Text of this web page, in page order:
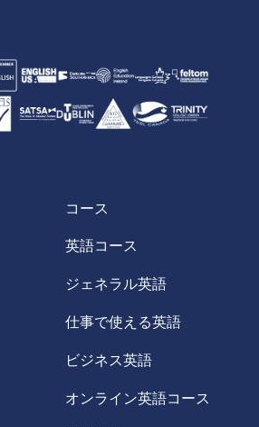
コース
英語コース
ジェネラル英語
仕事で使える英語
ビジネス英語
オンライン英語コース